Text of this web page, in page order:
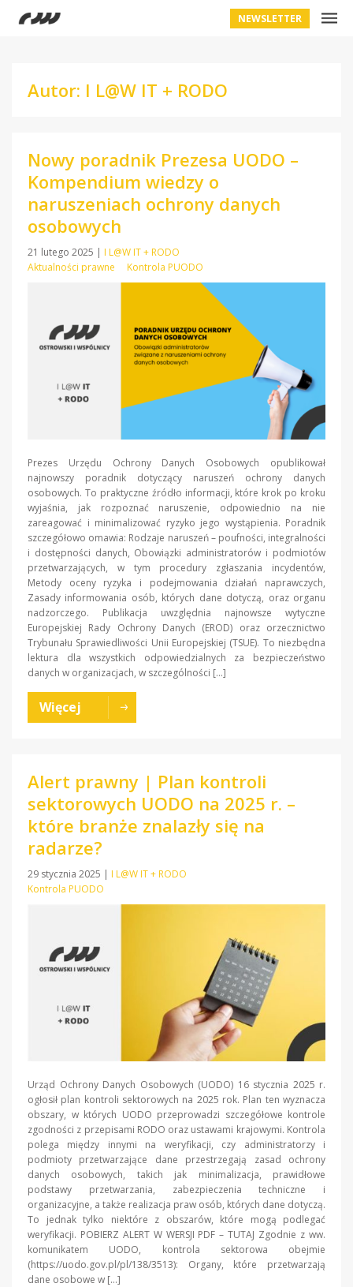
NEWSLETTER
Autor: I L@W IT + RODO
Nowy poradnik Prezesa UODO –
Kompendium wiedzy o
naruszeniach ochrony danych
osobowych
21 lutego 2025 | I L@W IT + RODO
Aktualności prawne
Kontrola PUODO
Prezes Urzędu Ochrony Danych Osobowych opublikował
najnowszy poradnik dotyczący naruszeń ochrony danych
osobowych. To praktyczne źródło informacji, które krok po kroku
wyjaśnia, jak rozpoznać naruszenie, odpowiednio na nie
zareagować i minimalizować ryzyko jego wystąpienia. Poradnik
szczegółowo omawia: Rodzaje naruszeń – poufności, integralności
i dostępności danych, Obowiązki administratorów i podmiotów
przetwarzających, w tym procedury zgłaszania incydentów,
Metody oceny ryzyka i podejmowania działań naprawczych,
Zasady informowania osób, których dane dotyczą, oraz organu
nadzorczego. Publikacja uwzględnia najnowsze wytyczne
Europejskiej Rady Ochrony Danych (EROD) oraz orzecznictwo
Trybunału Sprawiedliwości Unii Europejskiej (TSUE). To niezbędna
lektura dla wszystkich odpowiedzialnych za bezpieczeństwo
danych w organizacjach, w szczególności […]
Więcej
Alert prawny | Plan kontroli
sektorowych UODO na 2025 r. –
które branże znalazły się na
radarze?
29 stycznia 2025 | I L@W IT + RODO
Kontrola PUODO
Urząd Ochrony Danych Osobowych (UODO) 16 stycznia 2025 r.
ogłosił plan kontroli sektorowych na 2025 rok. Plan ten wyznacza
obszary, w których UODO przeprowadzi szczegółowe kontrole
zgodności z przepisami RODO oraz ustawami krajowymi. Kontrola
polega między innymi na weryfikacji, czy administratorzy i
podmioty przetwarzające dane przestrzegają zasad ochrony
danych osobowych, takich jak minimalizacja, prawidłowe
podstawy przetwarzania, zabezpieczenia techniczne i
organizacyjne, a także realizacja praw osób, których dane dotyczą.
To jednak tylko niektóre z obszarów, które mogą podlegać
weryfikacji. POBIERZ ALERT W WERSJI PDF – TUTAJ Zgodnie z ww.
komunikatem UODO, kontrola sektorowa obejmie
(https://uodo.gov.pl/pl/138/3513): Organy, które przetwarzają
dane osobowe w […]